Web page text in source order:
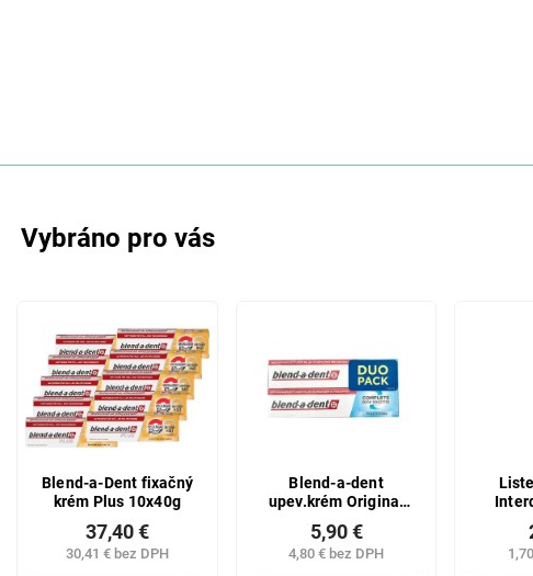
Vybráno pro vás
Blend-a-Dent fixačný
krém Plus 10x40g
30,41 € bez DPH
37,40 €
Blend-a-dent
upev.krém Original
2x47g
4,80 € bez DPH
5,90 €